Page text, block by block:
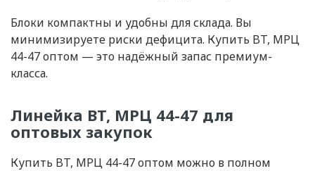
Блоки компактны и удобны для склада. Вы
минимизируете риски дефицита. Купить BT, МРЦ
44-47 оптом — это надёжный запас премиум-
класса.
Линейка BT, МРЦ 44-47 для
оптовых закупок
Купить BT, МРЦ 44-47 оптом можно в полном